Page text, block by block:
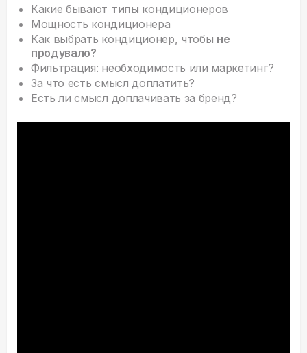
Какие бывают типы кондиционеров
Мощность кондиционера
Как выбрать кондиционер, чтобы не
продувало?
Фильтрация: необходимость или маркетинг?
За что есть смысл доплатить?
Есть ли смысл доплачивать за бренд?